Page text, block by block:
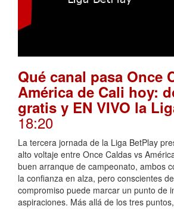
Qué canal pasa Once
América de Cali hoy:
gratis y EN VIVO la
18:20
La tercera jornada de la Liga BetPlay
alto voltaje entre Once Caldas vs
buen arranque de campeonato, ambos
la confianza en alza, pero conscientes
compromiso puede marcar un punto de
aspiraciones. Más allá de los tres